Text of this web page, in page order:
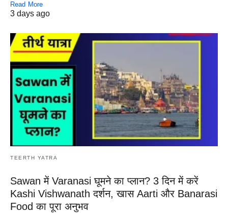
Read More
3 days ago
TEERTH YATRA
Sawan में Varanasi घूमने का प्लान? 3 दिन में करें
Kashi Vishwanath दर्शन, खास Aarti और Banarasi
Food का पूरा अनुभव